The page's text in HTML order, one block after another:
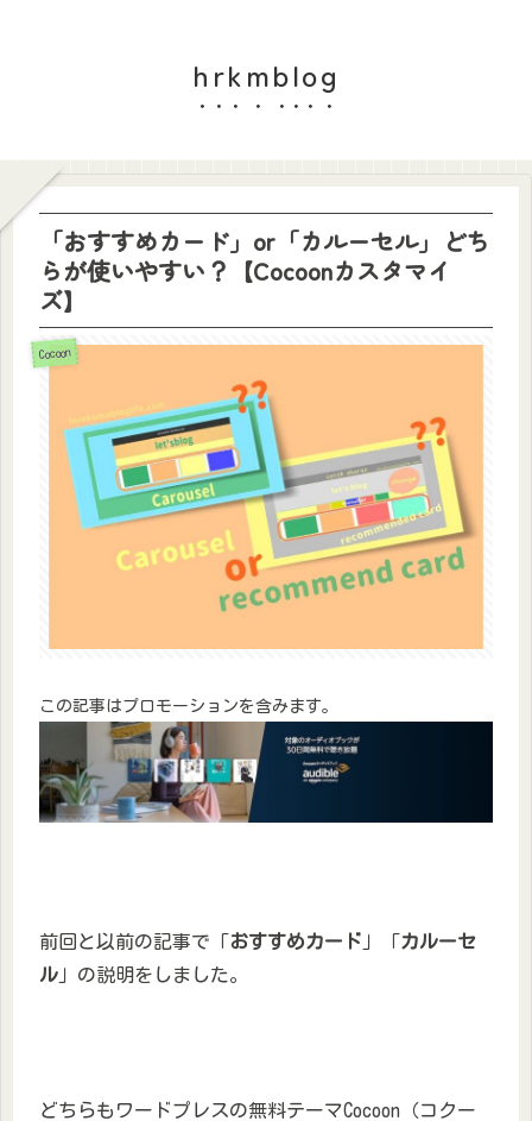
hrkmblog
「おすすめカード」or「カルーセル」どち
らが使いやすい？【Cocoonカスタマイ
ズ】
Cocoon
この記事はプロモーションを含みます。
前回と以前の記事で「おすすめカード 」「カルーセ
ル 」の説明をしました。
どちらもワードプレスの無料テーマCocoon（コクー